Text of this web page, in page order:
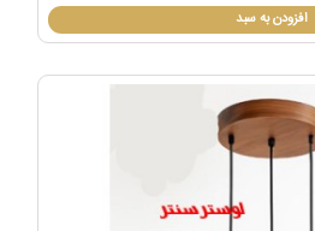
افزودن به سبد